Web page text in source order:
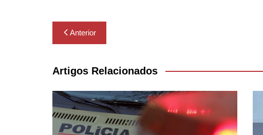
Navegação
de
Post
Anterior
Artigos Relacionados